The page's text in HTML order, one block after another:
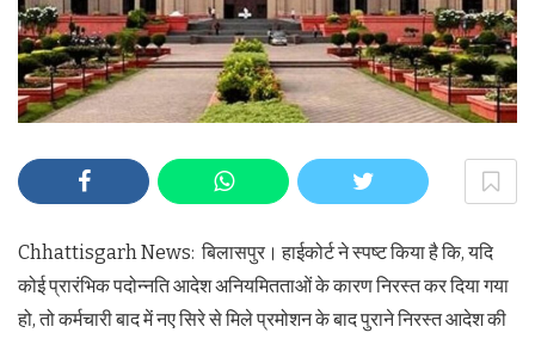
Chhattisgarh News: बिलासपुर। हाईकोर्ट ने स्पष्ट किया है कि, यदि
कोई प्रारंभिक पदोन्नति आदेश अनियमितताओं के कारण निरस्त कर दिया गया
हो, तो कर्मचारी बाद में नए सिरे से मिले प्रमोशन के बाद पुराने निरस्त आदेश की